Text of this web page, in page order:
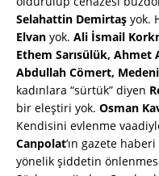
Selahattin Demirtaş yok.
Elvan yok. Ali İsmail
Ethem Sarısülük, Ahmet
Abdullah Cömert, Medeni
kadınlara “sürtük” diyen
bir eleştiri yok. Osman
Kendisini evlenme
Canpolat’ın gazete
yönelik şiddetin